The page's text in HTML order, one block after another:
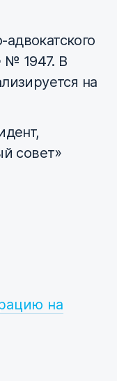
№ 1947. В
на
совет»
на